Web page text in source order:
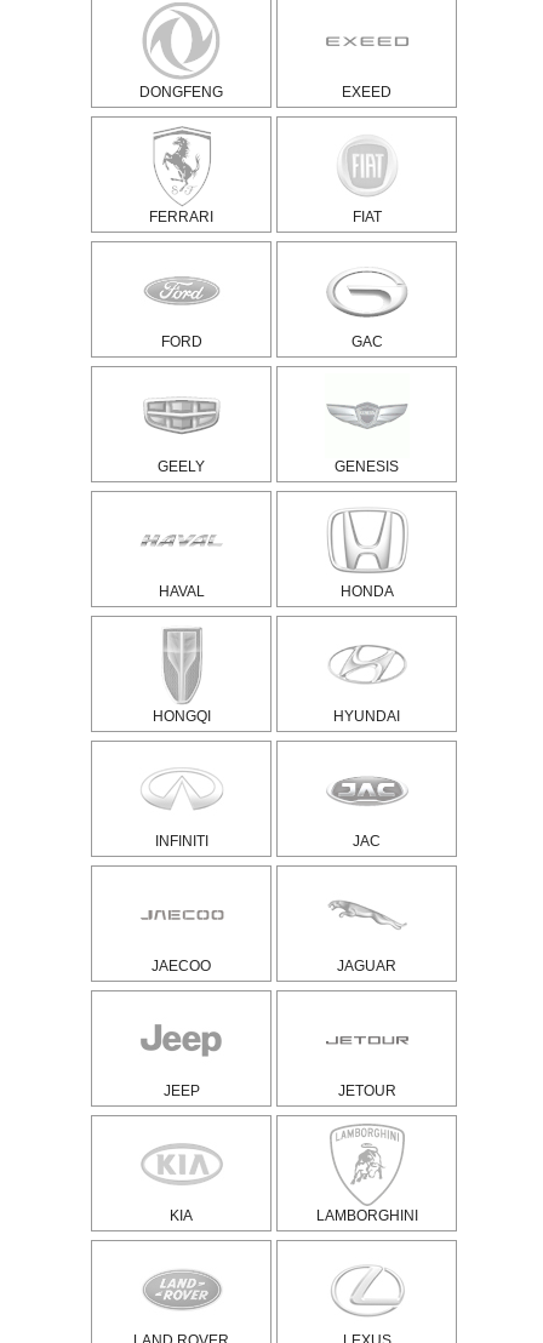
DONGFENG EXEED
FERRARI FIAT
FORD GAC
GEELY GENESIS
HAVAL HONDA
HONGQI HYUNDAI
INFINITI JAC
JAECOO JAGUAR
JEEP JETOUR
KIA LAMBORGHINI